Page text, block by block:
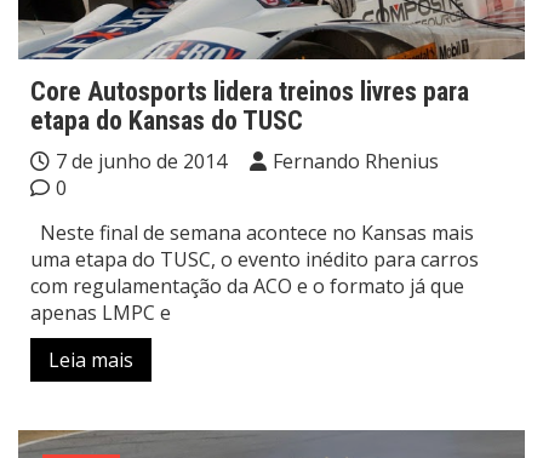
Core Autosports lidera treinos livres para
etapa do Kansas do TUSC
7 de junho de 2014
Fernando Rhenius
0
Neste final de semana acontece no Kansas mais
uma etapa do TUSC, o evento inédito para carros
com regulamentação da ACO e o formato já que
apenas LMPC e
Leia mais